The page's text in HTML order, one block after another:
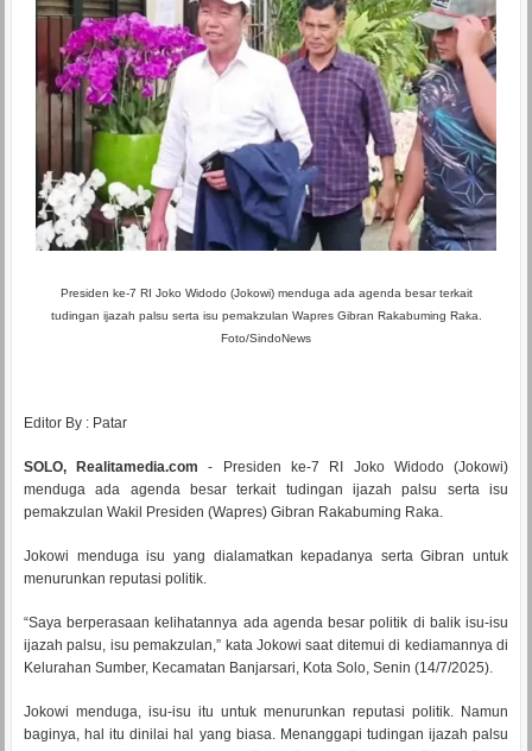
Presiden ke-7 RI Joko Widodo (Jokowi) menduga ada agenda besar terkait
tudingan ijazah palsu serta isu pemakzulan Wapres Gibran Rakabuming Raka.
Foto/SindoNews
Editor By : Patar
SOLO, Realitamedia.com - Presiden ke-7 RI Joko Widodo (Jokowi)
menduga ada agenda besar terkait tudingan ijazah palsu serta isu
pemakzulan Wakil Presiden (Wapres) Gibran Rakabuming Raka.
Jokowi menduga isu yang dialamatkan kepadanya serta Gibran untuk
menurunkan reputasi politik.
“Saya berperasaan kelihatannya ada agenda besar politik di balik isu-isu
ijazah palsu, isu pemakzulan,” kata Jokowi saat ditemui di kediamannya di
Kelurahan Sumber, Kecamatan Banjarsari, Kota Solo, Senin (14/7/2025).
Jokowi menduga, isu-isu itu untuk menurunkan reputasi politik. Namun
baginya, hal itu dinilai hal yang biasa. Menanggapi tudingan ijazah palsu